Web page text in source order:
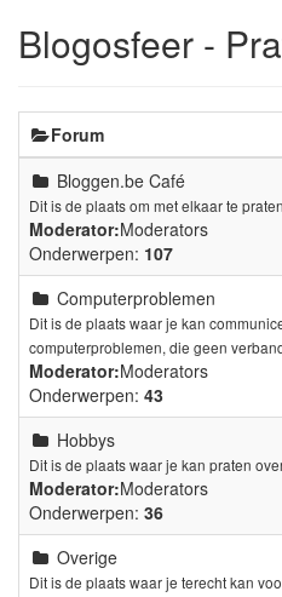
Blogosfeer -
Forum
Bloggen.be Café
Dit is de plaats om met elkaar te
Moderator:Moderators
Onderwerpen: 107
Computerproblemen
Dit is de plaats waar je kan
computerproblemen, die geen
Moderator:Moderators
Onderwerpen: 43
Hobbys
Dit is de plaats waar je kan praten
Moderator:Moderators
Onderwerpen: 36
Overige
Dit is de plaats waar je terecht kan